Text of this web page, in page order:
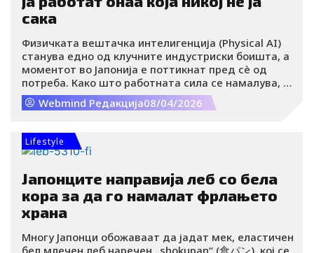
сака
Физичката вештачка интелигенција (Physical AI)
станува едно од клучните индустриски боишта, а
моментот во Јапонија е поттикнат пред сè од
потреба. Како што работната сила се намалува, а
притисокот врз одржувањето на продуктивноста
расте, компаниите сè повеќе воведуваат роботи
клучната инфраструктура.
Webmind Редакција08/04/2026
Lifestyle
Јапонците направија леб со бела
кора за да го намалат фрлањето
храна
Многу Јапонци обожаваат да јадат мек, еластичен
бел млечен леб наречен „shokupan“ (食パン), кој се